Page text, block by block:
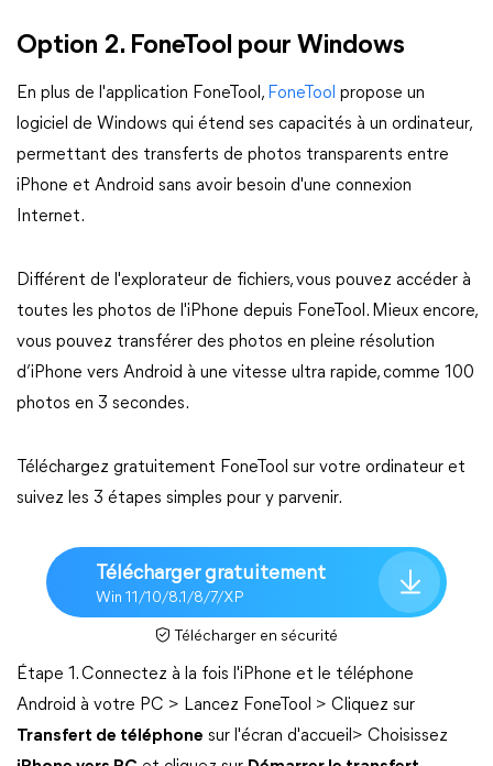
Option 2. FoneTool pour Windows
En plus de l'application FoneTool, FoneTool propose un
logiciel de Windows qui étend ses capacités à un ordinateur,
permettant des transferts de photos transparents entre
iPhone et Android sans avoir besoin d'une connexion
Internet.
Différent de l'explorateur de fichiers, vous pouvez accéder à
toutes les photos de l'iPhone depuis FoneTool. Mieux encore,
vous pouvez transférer des photos en pleine résolution
d’iPhone vers Android à une vitesse ultra rapide, comme 100
photos en 3 secondes.
Téléchargez gratuitement FoneTool sur votre ordinateur et
suivez les 3 étapes simples pour y parvenir.
Télécharger gratuitement
Win 11/10/8.1/8/7/XP
Télécharger en sécurité
Étape 1. Connectez à la fois l'iPhone et le téléphone
Android à votre PC > Lancez FoneTool > Cliquez sur
Transfert de téléphone sur l'écran d'accueil> Choisissez